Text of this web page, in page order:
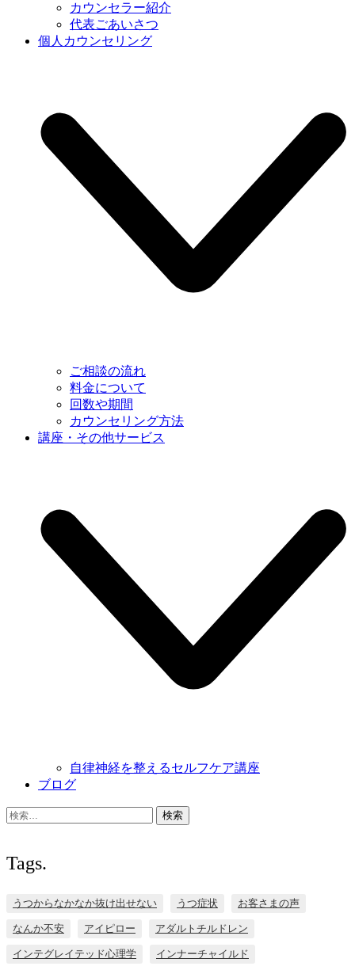
カウンセラー紹介
代表ごあいさつ
個人カウンセリング
ご相談の流れ
料金について
回数や期間
カウンセリング方法
講座・その他サービス
自律神経を整えるセルフケア講座
ブログ
検
Tags.
うつからなかなか抜け出せない うつ症状 お客さまの声
なんか不安 アイピロー アダルトチルドレン
インテグレイテッド心理学 インナーチャイルド